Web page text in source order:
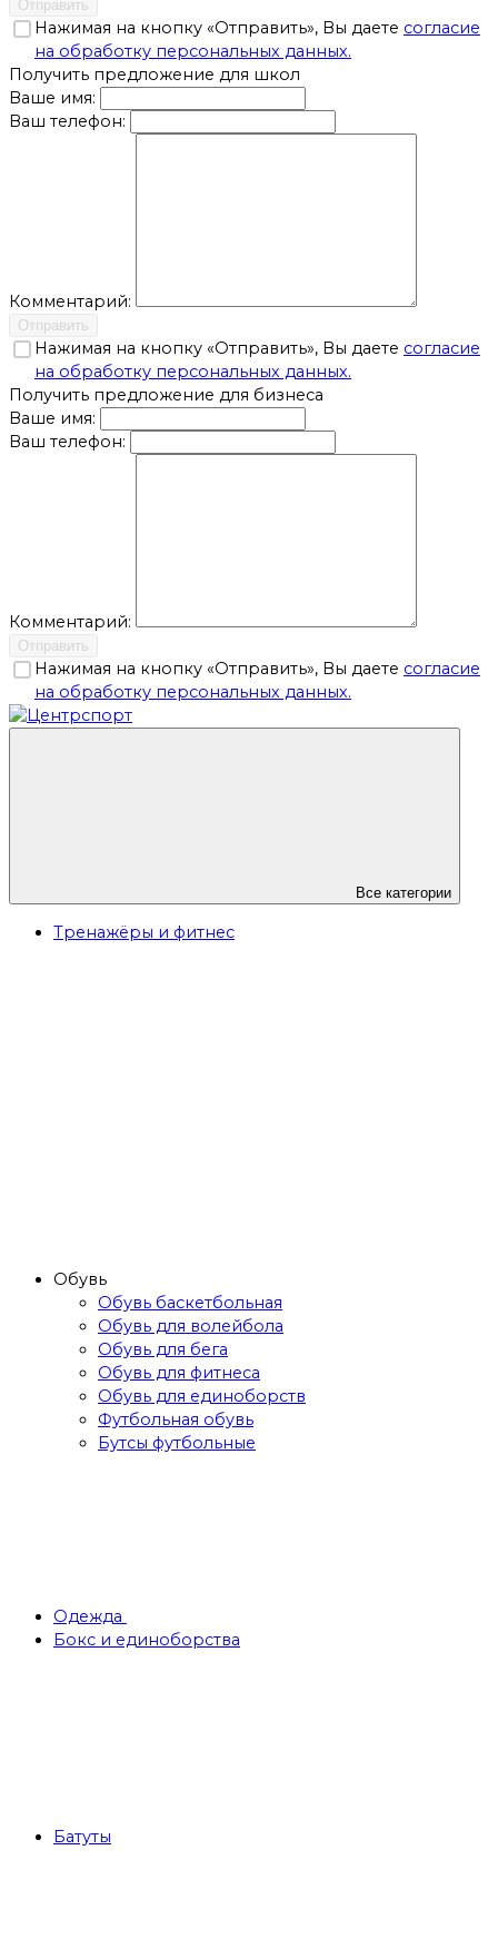
Отправить
Нажимая на кнопку «Отправить», Вы даете согласие
на обработку персональных данных.
Получить предложение для школ
Ваше имя:
Ваш телефон:
Комментарий:
Отправить
Нажимая на кнопку «Отправить», Вы даете согласие
на обработку персональных данных.
Получить предложение для бизнеса
Ваше имя:
Ваш телефон:
Комментарий:
Отправить
Нажимая на кнопку «Отправить», Вы даете согласие
на обработку персональных данных.
Все категории
Тренажёры и фитнес
Обувь
Обувь баскетбольная
Обувь для волейбола
Обувь для бега
Обувь для фитнеса
Обувь для единоборств
Футбольная обувь
Бутсы футбольные
Одежда
Бокс и единоборства
Батуты